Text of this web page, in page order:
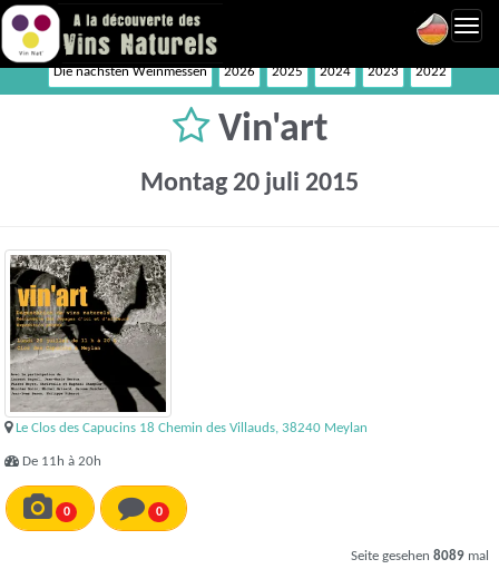
Die nächsten Weinmessen 2026 2025 2024 2023 2022
Vin'art
Montag 20 juli 2015
Le Clos des Capucins 18 Chemin des Villauds, 38240 Meylan
De 11h à 20h
0 0
Seite gesehen 8089 mal